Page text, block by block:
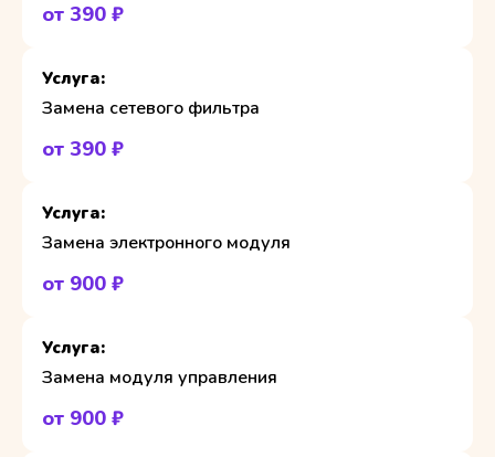
от 390 ₽
Замена сетевого фильтра
от 390 ₽
Замена электронного модуля
от 900 ₽
Замена модуля управления
от 900 ₽